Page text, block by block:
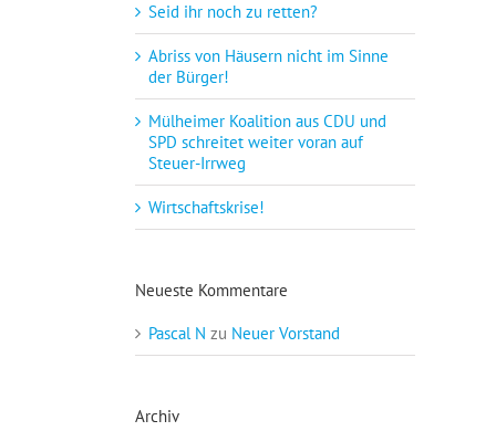
Seid ihr noch zu retten?
Abriss von Häusern nicht im Sinne
der Bürger!
Mülheimer Koalition aus CDU und
SPD schreitet weiter voran auf
Steuer-Irrweg
Wirtschaftskrise!
Neueste Kommentare
Pascal N zu Neuer Vorstand
Archiv